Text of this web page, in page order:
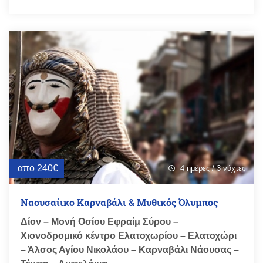
απο 240€ schedule 4 ημέρες / 3 νύχτες
Ναουσαίικο Καρναβάλι & Μυθικός Όλυμπος
Δίον – Μονή Οσίου Εφραίμ Σύρου –
Χιονοδρομικό κέντρο Ελατοχωρίου – Ελατοχώρι
– Άλσος Αγίου Νικολάου – Καρναβάλι Νάουσας –